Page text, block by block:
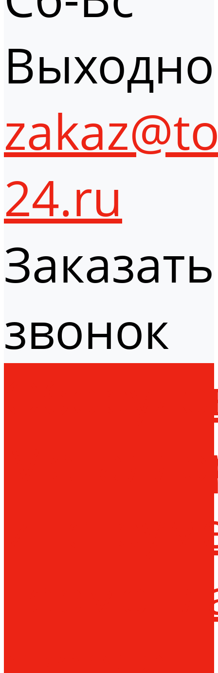
24.ru
Заказать
звонок